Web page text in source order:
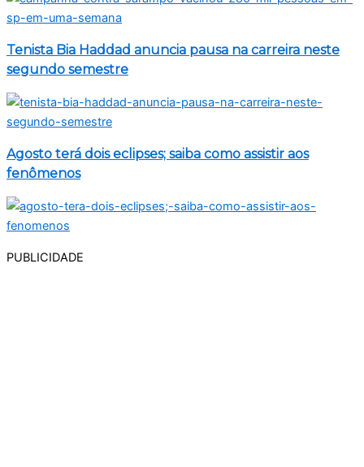
Tenista Bia Haddad anuncia pausa na carreira neste
segundo semestre
Agosto terá dois eclipses; saiba como assistir aos
fenômenos
PUBLICIDADE